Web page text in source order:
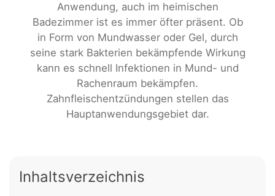
Anwendung, auch im heimischen
Badezimmer ist es immer öfter präsent. Ob
in Form von Mundwasser oder Gel, durch
seine stark Bakterien bekämpfende Wirkung
kann es schnell Infektionen in Mund- und
Rachenraum bekämpfen.
Zahnfleischentzündungen stellen das
Hauptanwendungsgebiet dar.
Inhaltsverzeichnis